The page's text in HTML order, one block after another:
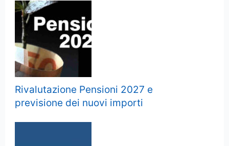
Rivalutazione Pensioni 2027 e
previsione dei nuovi importi